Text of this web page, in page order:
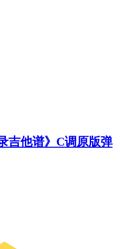
吉他谱》C调原版弹